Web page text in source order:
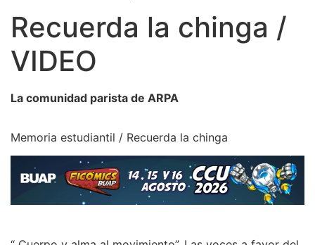
Recuerda la chinga /
VIDEO
La comunidad parista de ARPA
Memoria estudiantil / Recuerda la chinga